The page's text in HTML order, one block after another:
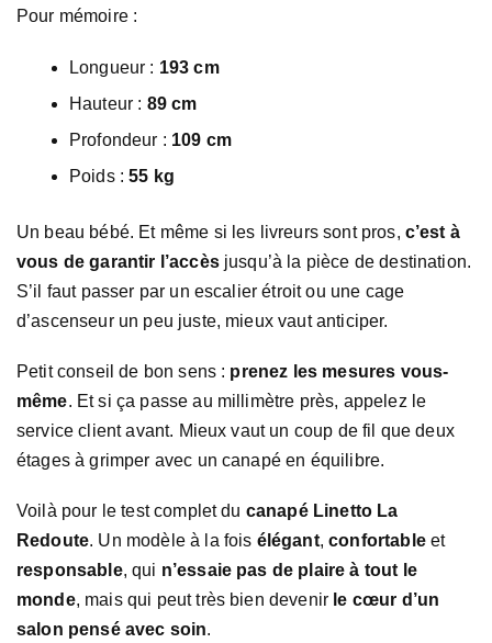
Pour mémoire :
Longueur : 193 cm
Hauteur : 89 cm
Profondeur : 109 cm
Poids :55 kg
Un beau bébé. Et même si les livreurs sont pros, c’est à
vous de garantir l’accèsjusqu’à la pièce de destination.
S’il faut passer par un escalier étroit ou une cage
d’ascenseur un peu juste, mieux vaut anticiper.
Petit conseil de bon sens : prenez les mesures vous-
même. Et si ça passe au millimètre près, appelez le
service client avant. Mieux vaut un coup de fil que deux
étages à grimper avec un canapé en équilibre.
Voilà pour le test complet du canapé Linetto La
Redoute. Un modèle à la fois élégant,confortableet
responsable, qui n’essaie pas de plaire à tout le
monde, mais qui peut très bien devenir le cœur d’un
salon pensé avec soin.